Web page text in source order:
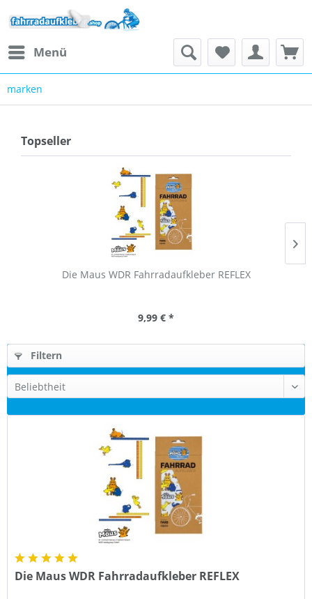
Menü
marken
Topseller
Die Maus WDR Fahrradaufkleber REFLEX
9,99 € *
Filtern
Die Maus WDR Fahrradaufkleber REFLEX